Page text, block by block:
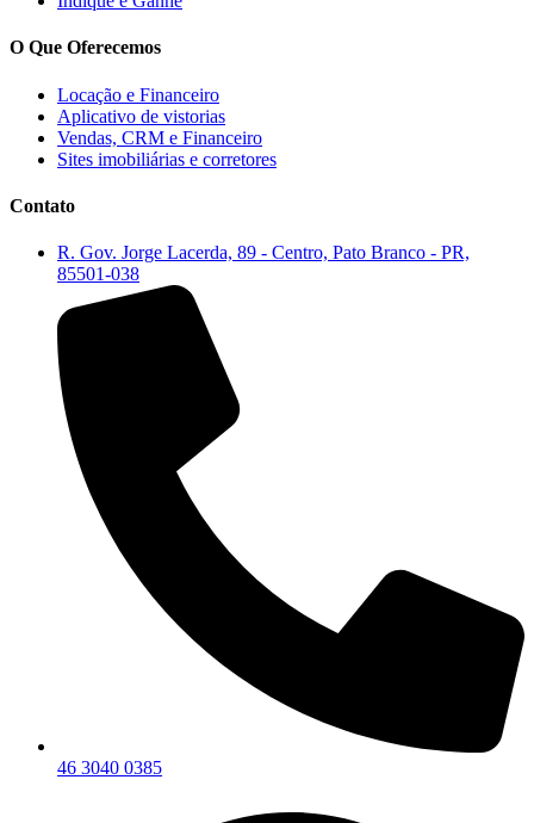
O Que Oferecemos
Locação e Financeiro
Aplicativo de vistorias
Vendas, CRM e Financeiro
Sites imobiliárias e corretores
Contato
R. Gov. Jorge Lacerda, 89 - Centro, Pato Branco - PR,
85501-038
46 3040 0385